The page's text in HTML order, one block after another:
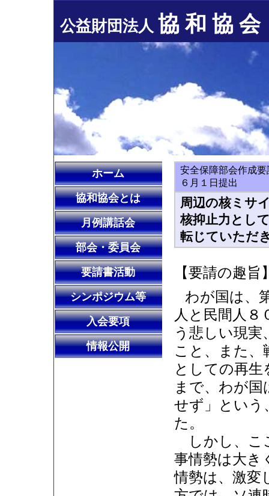
公益財団法人 協 和 協 会
ホーム
協和協会とは
月例講話会
部会・委員会
要請書活動
シンポジウム等
入会要項
情報公開
安全保障部会作成
６月１日提出
周辺の核ミサ
核抑止力とし
転じていただ
【要請の趣旨
わが国は、
人と民間人８
う悲しい現実
こと、また、
としての再
まで、わが
せず」という
た。
しかし、こ
事情勢は大き
情勢は、激変